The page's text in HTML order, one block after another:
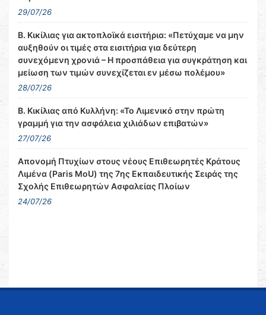
29/07/26
Β. Κικίλιας για ακτοπλοϊκά εισιτήρια: «Πετύχαμε να μην
αυξηθούν οι τιμές στα εισιτήρια για δεύτερη
συνεχόμενη χρονιά – Η προσπάθεια για συγκράτηση και
μείωση των τιμών συνεχίζεται εν μέσω πολέμου»
28/07/26
Β. Κικίλιας από Κυλλήνη: «Το Λιμενικό στην πρώτη
γραμμή για την ασφάλεια χιλιάδων επιβατών»
27/07/26
Απονομή Πτυχίων στους νέους Επιθεωρητές Κράτους
Λιμένα (Paris MoU) της 7ης Εκπαιδευτικής Σειράς της
Σχολής Επιθεωρητών Ασφαλείας Πλοίων
24/07/26